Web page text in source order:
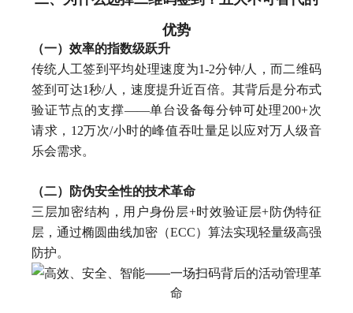
优势
（一）效率的指数级跃升
传统人工签到平均处理速度为1-2分钟/人，而二维码
签到可达1秒/人，速度提升近百倍。其背后是分布式
验证节点的支撑——单台设备每分钟可处理200+次
请求，12万次/小时的峰值吞吐量足以应对万人级音
乐会需求。
（二）防伪安全性的技术革命
三层加密结构，用户身份层+时效验证层+防伪特征
层，通过椭圆曲线加密（ECC）算法实现轻量级高强
防护。